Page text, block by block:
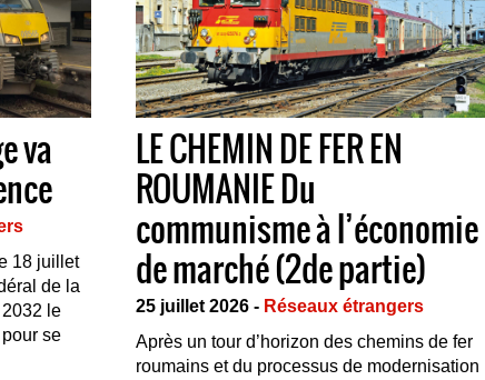
va
18 juillet
de la
2032 le
se
LE CHEMIN DE FER EN
ROUMANIE Du
communisme à l’économie
de marché (2de partie)
25 juillet 2026 - Réseaux étrangers
Après un tour d’horizon des chemins de fer
roumains et du processus de modernisation